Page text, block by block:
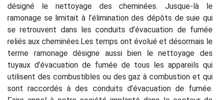
désigné le nettoyage des cheminées. Jusque-là le
ramonage se limitait à l’élimination des dépôts de suie qui
se retrouvent dans les conduits d’évacuation de fumée
reliés aux cheminées.Les temps ont évolué et désormais le
terme ramonage désigne aussi bien le nettoyage des
tuyaux d’évacuation de fumée de tous les appareils qui
utilisent des combustibles ou des gaz à combustion et qui
sont raccordés à des conduits d’évacuation de fumée.